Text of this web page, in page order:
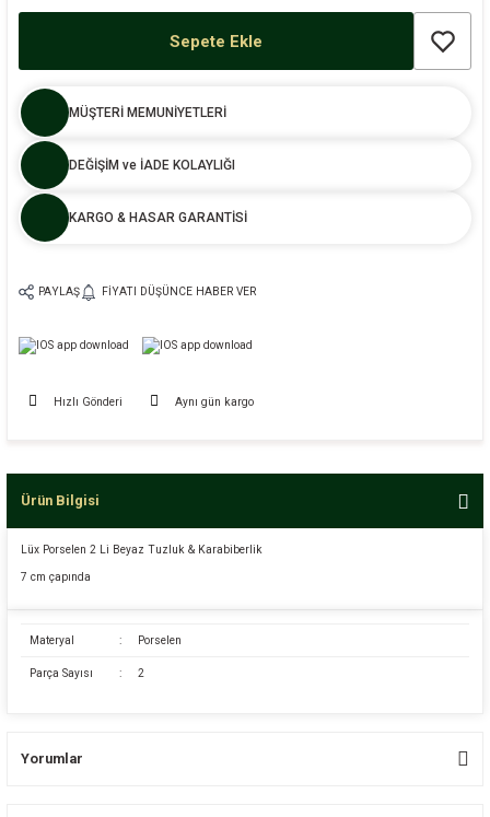
Sepete Ekle
MÜŞTERİ MEMUNİYETLERİ
DEĞİŞİM ve İADE KOLAYLIĞI
KARGO & HASAR GARANTİSİ
PAYLAŞ FIYATI DÜŞÜNCE HABER VER
Hızlı Gönderi Aynı gün kargo
Ürün Bilgisi
Lüx Porselen 2 Li Beyaz Tuzluk & Karabiberlik
7 cm çapında
Materyal : Porselen
Parça Sayısı : 2
Yorumlar